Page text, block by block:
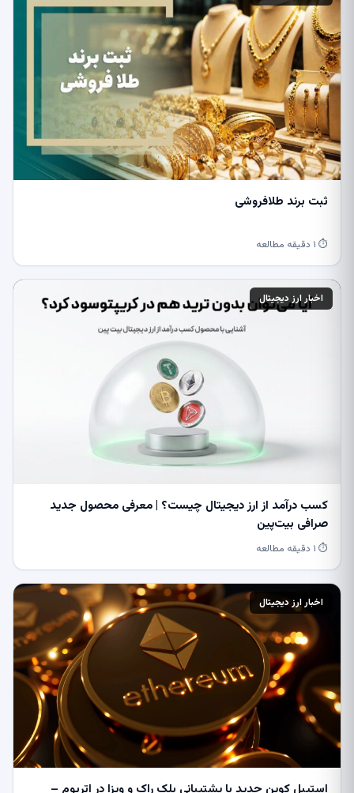
ثبت برند طلافروشی
⏱ ۱ دقیقه مطالعه
اخبار ارز دیجیتال
کسب درآمد از ارز دیجیتال چیست؟ | معرفی محصول جدید
صرافی بیت‌پین
⏱ ۱ دقیقه مطالعه
اخبار ارز دیجیتال
استیبل کوین جدید با پشتیبانی بلک راک و ویزا در اتریوم –